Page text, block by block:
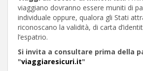
viaggiano dovranno essere muniti di
individuale oppure, qualora gli Stati
riconoscano la validità, di carta
l’espatrio.
Si invita a consultare prima della
"viaggiaresicuri.it"